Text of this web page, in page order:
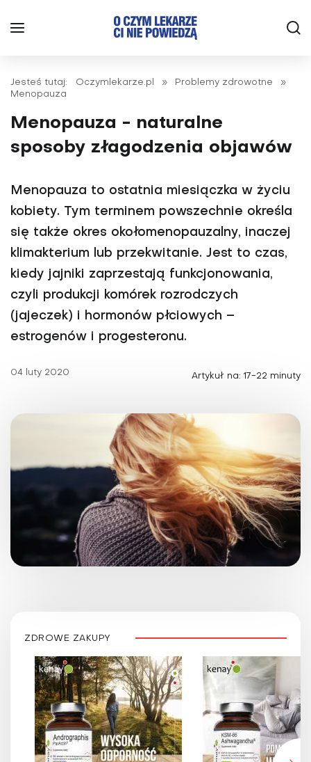
Jesteś tutaj: Oczymlekarze.pl » Problemy zdrowotne
»
Menopauza
Menopauza - naturalne
sposoby złagodzenia objawów
Menopauza to ostatnia miesiączka w życiu
kobiety. Tym terminem powszechnie określa
się także okres okołomenopauzalny, inaczej
klimakterium lub przekwitanie. Jest to czas,
kiedy jajniki zaprzestają funkcjonowania,
czyli produkcji komórek rozrodczych
(jajeczek) i hormonów płciowych –
estrogenów i progesteronu.
04 luty 2020 Artykuł na: 17-22 minuty
ZDROWE ZAKUPY